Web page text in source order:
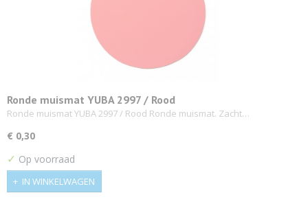
Ronde muismat YUBA 2997 / Rood
Ronde muismat YUBA 2997 / Rood Ronde muismat. Zacht…
€ 0,30
✓ Op voorraad
IN WINKELWAGEN